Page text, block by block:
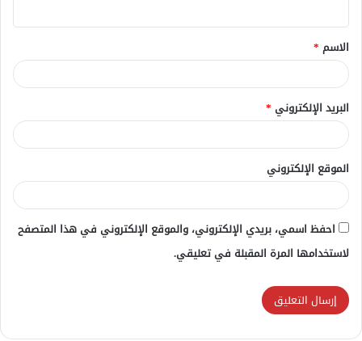
ق
*
الاسم *
البريد الإلكتروني *
الموقع الإلكتروني
احفظ اسمي، بريدي الإلكتروني، والموقع الإلكتروني في هذا المتصفح
لاستخدامها المرة المقبلة في تعليقي.